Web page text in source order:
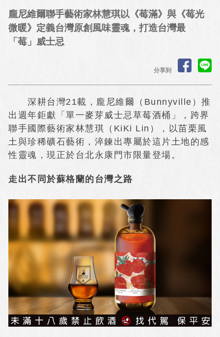
龐尼維爾聯手藝術家林慧琪以《莓滿》與《莓光
微暖》定義台灣原創風味靈魂，打造台灣最
「莓」威士忌
分享到
深耕台灣21載，龐尼維爾（Bunnyville）推
出週年鉅獻「單一麥芽威士忌草莓酒桶」，跨界
聯手國際藝術家林慧琪（KiKi Lin），以苗栗風
土與珍稀礦石藝術，淬鍊出專屬於這片土地的感
性靈魂，現正於台北永康門市限量登場。
走出不同於蘇格蘭的台灣之路